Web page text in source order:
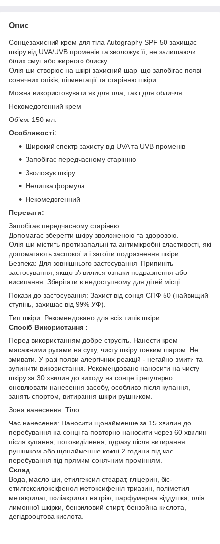
Опис
Сонцезахисний крем для тіла Autography SPF 50 захищає
шкіру від UVA/UVB променів та зволожує її, не залишаючи
білих смуг або жирного блиску.
Олія ши створює на шкірі захисний шар, що запобігає появі
сонячних опіків, пігментації та старінню шкіри.
Можна використовувати як для тіла, так і для обличчя.
Некомедогенний крем.
Об’єм: 150 мл.
Особливості:
Широкий спектр захисту від UVA та UVB променів
Запобігає передчасному старінню
Зволожує шкіру
Нелипка формула
Некомедогенний
Переваги:
Запобігає передчасному старінню.
Допомагає зберегти шкіру зволоженою та здоровою.
Олія ши містить протизапальні та антимікробні властивості, які
допомагають заспокоїти і загоїти подразнення шкіри.
Безпека: Для зовнішнього застосування. Припиніть
застосування, якщо з’явилися ознаки подразнення або
висипання. Зберігати в недоступному для дітей місці.
Покази до застосування: Захист від сонця СПФ 50 (найвищий
ступінь, захищає від 99% УФ).
Тип шкіри: Рекомендовано для всіх типів шкіри.
Спосіб Використання :
Перед використанням добре струсіть. Нанести крем
масажними рухами на суху, чисту шкіру тонким шаром. Не
змивати. У разі появи алергічних реакцій - негайно змити та
зупинити використання. Рекомендовано наносити на чисту
шкіру за 30 хвилин до виходу на сонце і регулярно
оновлювати нанесення засобу, особливо після купання,
занять спортом, витирання шкіри рушником.
Зона нанесення: Тіло.
Час нанесення: Наносити щонайменше за 15 хвилин до
перебування на сонці та повторно наносити через 60 хвилин
після купання, потовиділення, одразу після витирання
рушником або щонайменше кожні 2 години під час
перебування під прямим сонячним промінням.
Склад:
Вода, масло ши, етилгексил стеарат, гліцерин, біс-
етилгексилоксіфенол метоксифеніл триазин, поліметил
метакрилат, поліакрилат натрію, парфумерна віддушка, олія
лимонної шкірки, бензиловий спирт, бензойна кислота,
дегідрооцтова кислота.